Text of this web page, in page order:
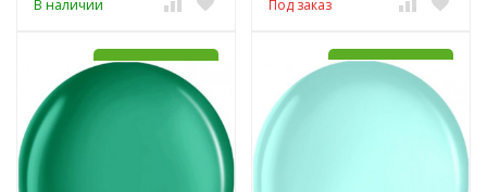
В наличии Под заказ
УЖЕ С HI-FLOAT УЖЕ С HI-FLOAT